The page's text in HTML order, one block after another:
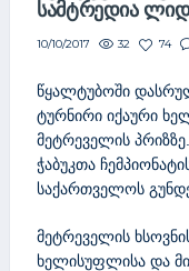
ᲡᲐᲛᲢᲠᲔᲓᲘᲐ
10/10/2017 32 74
წყალტუბოში
ტურნირი იქაური
მეტრეველის
ჭაბუკთა
საქართველოს
მეტრეველის
ხელისუფლისა და